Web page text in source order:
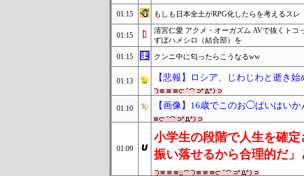
01:15 もしも日本全土がRPG化したらを考えるスレ
01:15
清宮仁愛 アクメ・オーガズム AVで抜くト
ずぼハメシロ（結合部）を
01:15 クンニ中に匂ったらこうなるww
01:13 【悲報】ロシア、じわじわと逝き始
01:10 【画像】16歳でこのお◯ぱいはい
01:09
小学生の段階で人生を確
振い落せるから合理的だ